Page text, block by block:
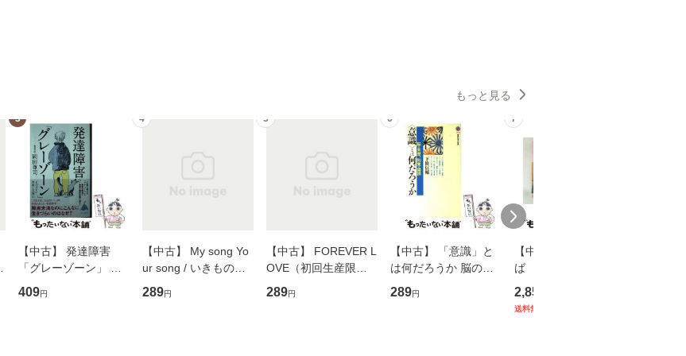
もっと見る
3
【中古】 発達障害
「グレーゾーン」 そ
の正しい理解と克服法
(SB新書 572) / 岡田尊
409円
4
【中古】 My song Yo
ur song / いきものが
かり / [CD]【メール便
送料無料】
289円
5
【中古】 FOREVER L
OVE（初回生産限定
盤） / 清水翔太×加藤
ミリヤ / [CD]【メール
289円
6
【中古】 「意識」と
は何だろうか 脳の来
歴、知覚の錯誤 （講
談社現代新書） / 下条
289円
7
【中古】 耳をすませ
ば 〈2枚組〉 [DVD] /
ブエナ・ビスタ・ホー
ム・エンターテイメン
2,852
送料無料